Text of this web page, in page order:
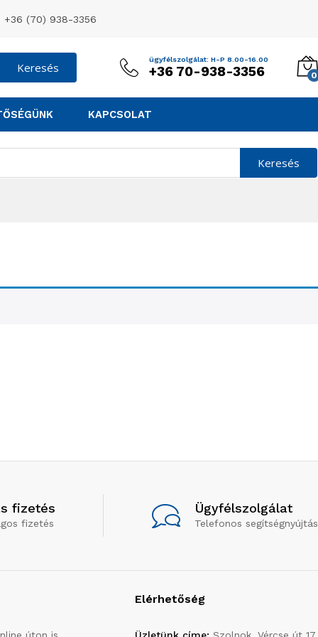
+36 (70) 938-3356
Keresés
ügyfélszolgálat: H-P 8.00-16.00
+36 70-938-3356 0
KAPCSOLAT
Keresés
fizetés
fizetés
Ügyfélszolgálat
Telefonos segítségnyújtás
úton is
Elérhetőség
Üzletünk címe: Szolnok, Vércse út 17.